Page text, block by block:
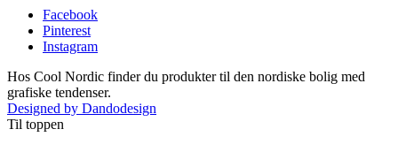
Facebook
Pinterest
Instagram
Hos Cool Nordic finder du produkter til den nordiske bolig med
grafiske tendenser.
Designed by Dandodesign
Til toppen